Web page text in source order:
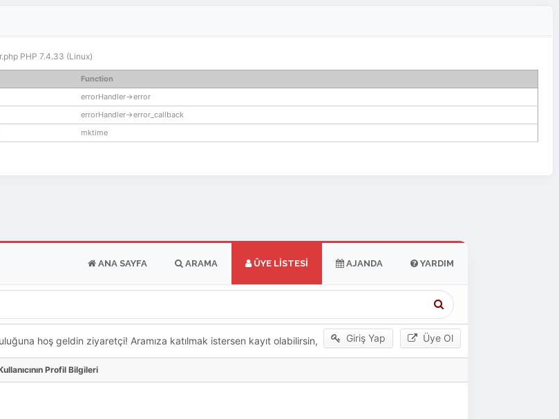
PHP 7.4.33 (Linux)
Function
errorHandler->error
errorHandler->error_callback
mktime
ANA SAYFA ARAMA ÜYE LISTESI AJANDA YARDIM
Giriş Yap Üye Ol
hoş geldin ziyaretçi! Aramıza katılmak istersen kayıt olabilirsin,
Profil Bilgileri